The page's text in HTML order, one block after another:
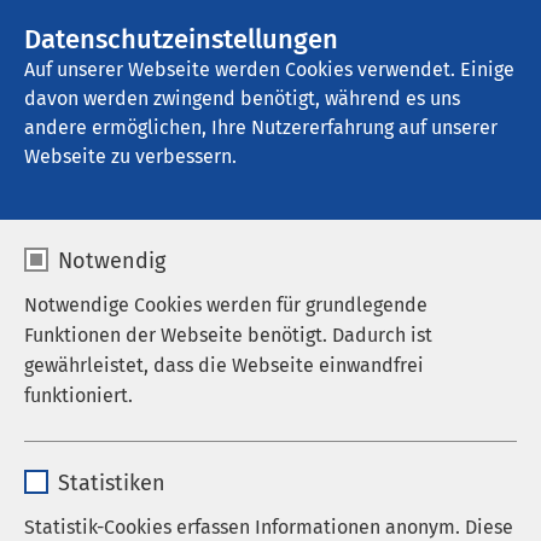
Datenschutzeinstellungen
Auf unserer Webseite werden Cookies verwendet. Einige
davon werden zwingend benötigt, während es uns
andere ermöglichen, Ihre Nutzererfahrung auf unserer
Webseite zu verbessern.
Notwendig
Notwendige Cookies werden für grundlegende
Funktionen der Webseite benötigt. Dadurch ist
gewährleistet, dass die Webseite einwandfrei
funktioniert.
Anbieter sgalinski
Statistiken
Statistik-Cookies erfassen Informationen anonym. Diese
Startseite der AMEOS Gruppe
Unsere Verantwortung